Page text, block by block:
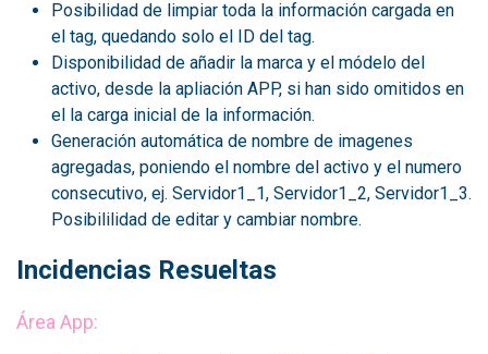
Posibilidad de limpiar toda la información cargada en
el tag, quedando solo el ID del tag.
Disponibilidad de añadir la marca y el módelo del
activo, desde la apliación APP, si han sido omitidos en
el la carga inicial de la información.
Generación automática de nombre de imagenes
agregadas, poniendo el nombre del activo y el numero
consecutivo, ej. Servidor1_1, Servidor1_2, Servidor1_3.
Posibililidad de editar y cambiar nombre.
Incidencias Resueltas
​Área App: